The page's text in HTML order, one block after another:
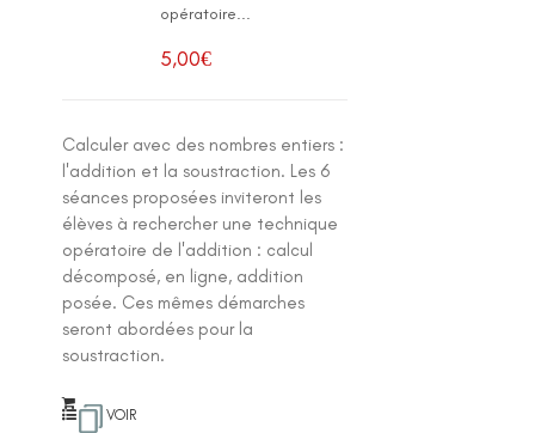
opératoire...
5,00€
Calculer avec des nombres entiers :
l'addition et la soustraction. Les 6
séances proposées inviteront les
élèves à rechercher une technique
opératoire de l'addition : calcul
décomposé, en ligne, addition
posée. Ces mêmes démarches
seront abordées pour la
soustraction.
VOIR